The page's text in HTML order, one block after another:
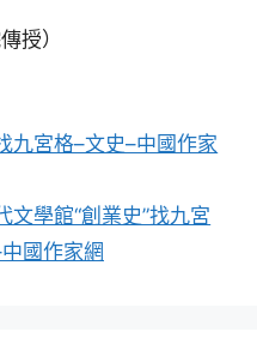
授）
宮格–文史–中國作家
文學館“創業史”找九宮
國作家網